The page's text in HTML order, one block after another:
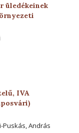
üledékeinek
IVA
Puskás, András